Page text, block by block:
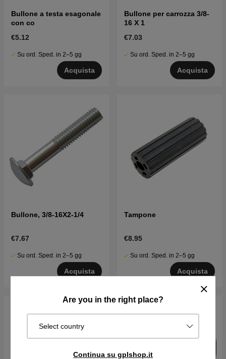
Are you in the right place?
Select country
Continua su gplshop.it
Bullone a testa esagonale
con co
€5.12
Su ord. Sped. in 2–5 gg
Acquista
Bullone per carrozza 3/8-
16 X 1
€7.03
Su ord. Sped. in 2–5 gg
Acquista
Bullone, 3/8-16X2-1/4
€7.67
Su ord. Sped. in 2–5 gg
Acquista
Tampone
€8.95
Su ord. Sped. in 2–5 gg
Acquista